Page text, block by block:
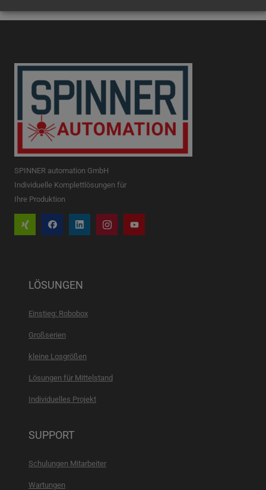
SPINNER automation GmbH
Individuelle Komplettlösungen für
Ihre Produktion
LÖSUNGEN
Einstieg: Robobox
Großserien
kleine Losgrößen
Lösungen für Mittelstand
Individuelles Projekt
SUPPORT
Schulungen Mitarbeiter
Wartungen